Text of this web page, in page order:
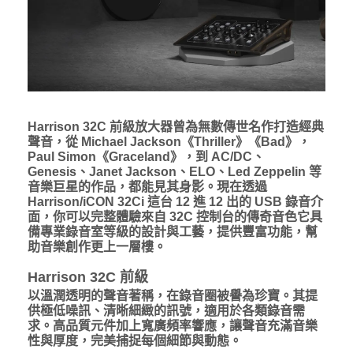
Harrison 32C 前級放大器曾為無數傳世名作打造經典
聲音，從 Michael Jackson《Thriller》《Bad》，
Paul Simon《Graceland》，到 AC/DC、
Genesis、Janet Jackson、ELO、Led Zeppelin 等
音樂巨星的作品，都能見其身影。 現在透過
Harrison/iCON 32Ci 這台 12 進 12 出的 USB 錄音介
面，你可以完整體驗來自 32C 控制台的傳奇音色它具
備專業錄音室等級的設計與工藝，提供豐富功能，幫
助音樂創作更上一層樓。
Harrison 32C 前級
以溫潤透明的聲音著稱，在錄音圈被譽為珍寶。其提
供極低噪訊、清晰細緻的訊號，適用於各類錄音需
求。高品質元件加上寬廣頻率響應，讓聲音充滿音樂
性與厚度，完美捕捉每個細節與動態。